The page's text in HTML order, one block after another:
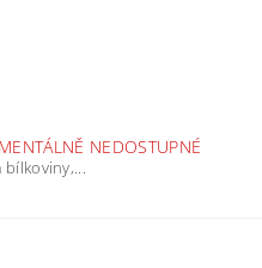
NEDOSTUPNÉ